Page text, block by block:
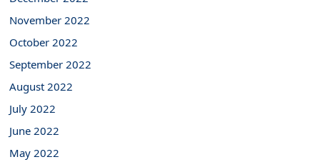
November 2022
October 2022
September 2022
August 2022
July 2022
June 2022
May 2022